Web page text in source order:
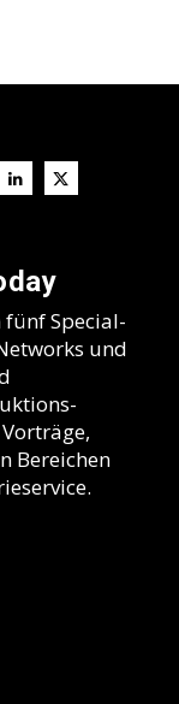
Special-
und
Bereichen